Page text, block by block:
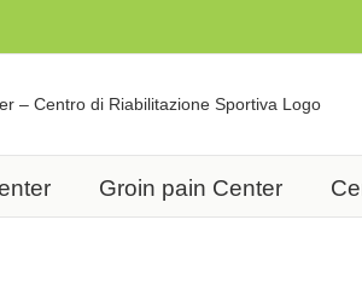
Groin pain Center